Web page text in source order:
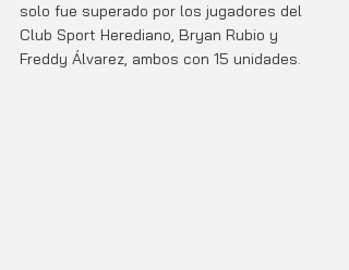
solo fue superado por los jugadores del
Club Sport Herediano, Bryan Rubio y
Freddy Álvarez, ambos con 15 unidades.